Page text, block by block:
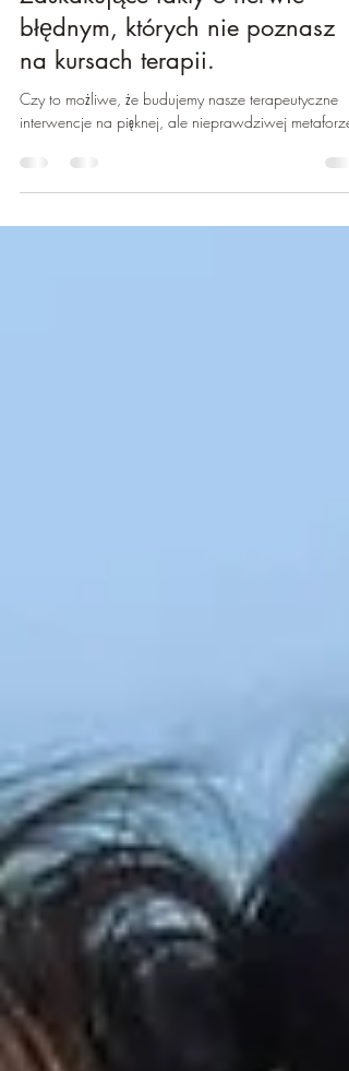
Koniec mitu poliwagalnego?
Zaskakujące fakty o nerwie
błędnym, których nie poznasz
na kursach terapii.
Czy to możliwe, że budujemy nasze terapeutyczne